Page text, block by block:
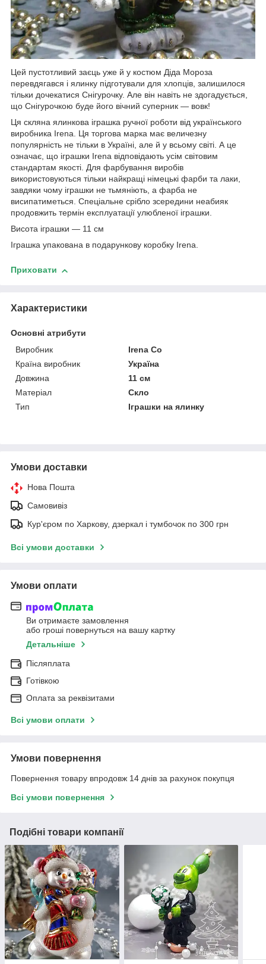
Цей пустотливий заєць уже й у костюм Діда Мороза
перевдягався і ялинку підготували для хлопців, залишилося
тільки дочекатися Снігурочку. Але він навіть не здогадується,
що Снігурочкою буде його вічний суперник — вовк!
Ця скляна ялинкова іграшка ручної роботи від українського
виробника Irena. Ця торгова марка має величезну
популярність не тільки в Україні, але й у всьому світі. А це
означає, що іграшки Irena відповідають усім світовим
стандартам якості. Для фарбування виробів
використовуються тільки найкращі німецькі фарби та лаки,
завдяки чому іграшки не тьмяніють, а фарба не
висипатиметься. Спеціальне срібло зсередини неабияк
продовжить термін експлуатації улюбленої іграшки.
Висота іграшки — 11 см
Іграшка упакована в подарункову коробку Irena.
Приховати
Характеристики
Основні атрибути
Виробник
Irena Co
Країна виробник
Україна
Довжина
11 см
Матеріал
Скло
Тип
Іграшки на ялинку
Умови доставки
Нова Пошта
Самовивіз
Кур'єром по Харкову, дзеркал і тумбочок по 300 грн
Всі умови доставки
Умови оплати
Ви отримаєте замовлення
або гроші повернуться на вашу картку
Детальніше
Післяплата
Готівкою
Оплата за реквізитами
Всі умови оплати
Умови повернення
Повернення товару впродовж 14 днів за рахунок покупця
Всі умови повернення
Подібні товари компанії